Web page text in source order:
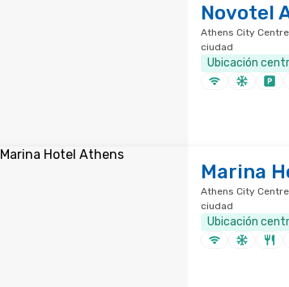
Novotel
Athens City
ciudad
Ubicación
Marina
Athens City
ciudad
Ubicación